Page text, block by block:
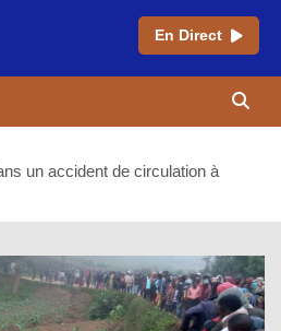
En Direct
un accident de circulation à